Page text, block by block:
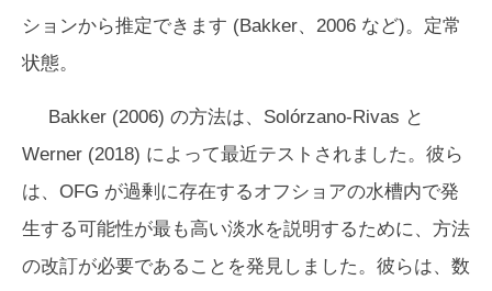
ションから推定できます (Bakker、2006 など)。定常
状態。
Bakker (2006) の方法は、Solórzano-Rivas と
Werner (2018) によって最近テストされました。彼ら
は、OFG が過剰に存在するオフショアの水槽内で発
生する可能性が最も高い淡水を説明するために、方法
の改訂が必要であることを発見しました。彼らは、数